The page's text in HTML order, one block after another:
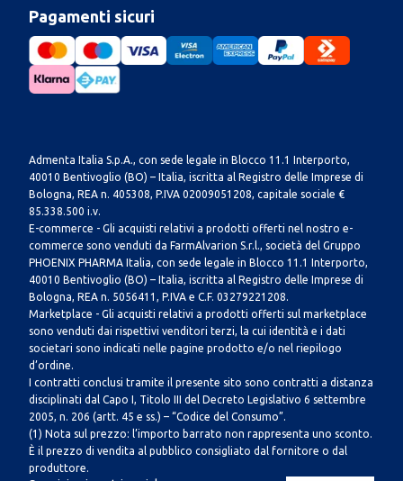
Pagamenti sicuri
Admenta Italia S.p.A., con sede legale in Blocco 11.1 Interporto,
40010 Bentivoglio (BO) – Italia, iscritta al Registro delle Imprese di
Bologna, REA n. 405308, P.IVA 02009051208, capitale sociale €
85.338.500 i.v.
E-commerce - Gli acquisti relativi a prodotti offerti nel nostro e-
commerce sono venduti da FarmAlvarion S.r.l., società del Gruppo
PHOENIX PHARMA Italia, con sede legale in Blocco 11.1 Interporto,
40010 Bentivoglio (BO) – Italia, iscritta al Registro delle Imprese di
Bologna, REA n. 5056411, P.IVA e C.F. 03279221208.
Marketplace - Gli acquisti relativi a prodotti offerti sul marketplace
sono venduti dai rispettivi venditori terzi, la cui identità e i dati
societari sono indicati nelle pagine prodotto e/o nel riepilogo
d’ordine.
I contratti conclusi tramite il presente sito sono contratti a distanza
disciplinati dal Capo I, Titolo III del Decreto Legislativo 6 settembre
2005, n. 206 (artt. 45 e ss.) – “Codice del Consumo”.
(1) Nota sul prezzo: l’importo barrato non rappresenta uno sconto.
È il prezzo di vendita al pubblico consigliato dal fornitore o dal
produttore.